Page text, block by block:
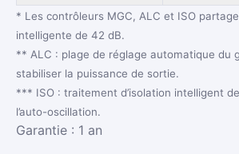
* Les contrôleurs MGC, ALC et ISO
intelligente de 42 dB.
** ALC : plage de réglage automatique du
stabiliser la puissance de sortie.
*** ISO : traitement d’isolation intelligent
l’auto-oscillation.
Garantie : 1 an